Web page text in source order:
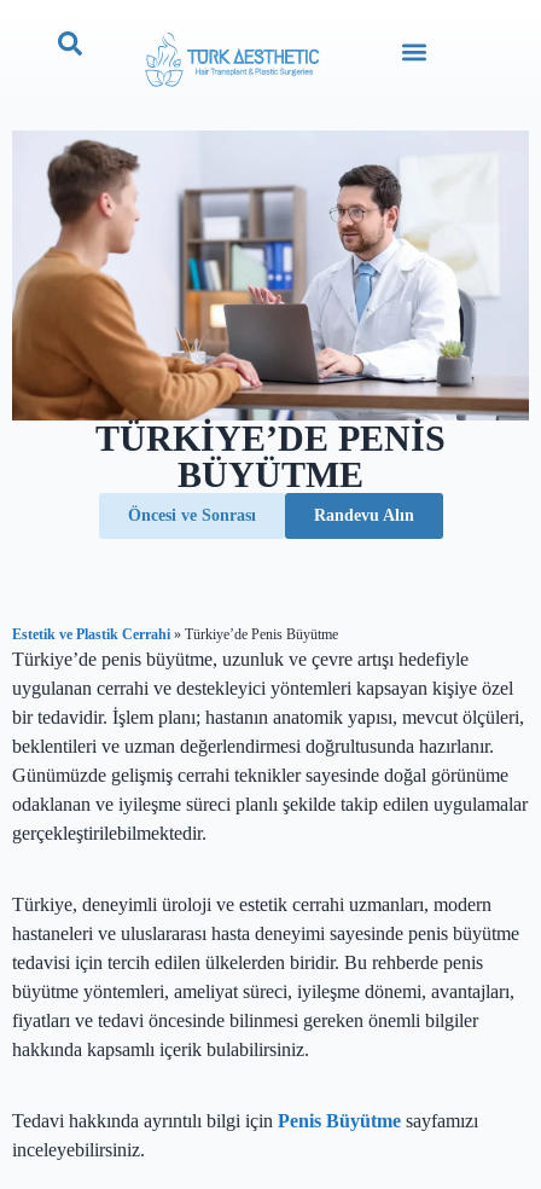
TÜRKIYE’DE PENIS
BÜYÜTME
Öncesi ve Sonrası Randevu Alın
Estetik ve Plastik Cerrahi » Türkiye’de Penis Büyütme
Türkiye’de penis büyütme, uzunluk ve çevre artışı hedefiyle
uygulanan cerrahi ve destekleyici yöntemleri kapsayan kişiye özel
bir tedavidir. İşlem planı; hastanın anatomik yapısı, mevcut ölçüleri,
beklentileri ve uzman değerlendirmesi doğrultusunda hazırlanır.
Günümüzde gelişmiş cerrahi teknikler sayesinde doğal görünüme
odaklanan ve iyileşme süreci planlı şekilde takip edilen uygulamalar
gerçekleştirilebilmektedir.
Türkiye, deneyimli üroloji ve estetik cerrahi uzmanları, modern
hastaneleri ve uluslararası hasta deneyimi sayesinde penis büyütme
tedavisi için tercih edilen ülkelerden biridir. Bu rehberde penis
büyütme yöntemleri, ameliyat süreci, iyileşme dönemi, avantajları,
fiyatları ve tedavi öncesinde bilinmesi gereken önemli bilgiler
hakkında kapsamlı içerik bulabilirsiniz.
Tedavi hakkında ayrıntılı bilgi için Penis Büyütme sayfamızı
inceleyebilirsiniz.